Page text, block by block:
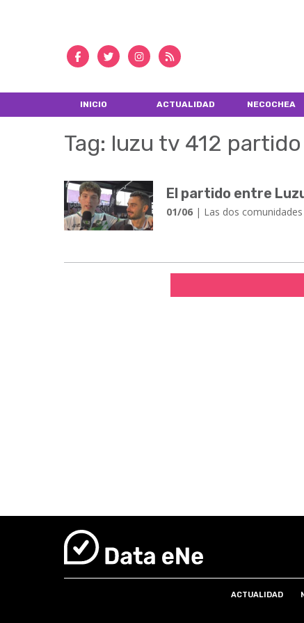
INICIO ACTUALIDAD NECOCHEA
Tag: luzu tv 412 partido
El partido entre
01/06 | ​​​​​​​Las dos
ACTUALIDAD